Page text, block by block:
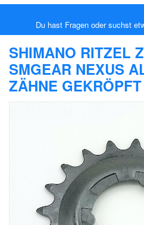
Du hast Fragen oder suchst
SHIMANO RITZEL
SMGEAR NEXUS
ZÄHNE